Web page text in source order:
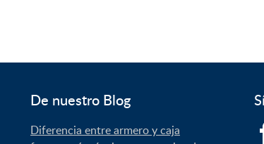
515,07€
629,36€De nuestro Blog
Diferencia entre armero y caja